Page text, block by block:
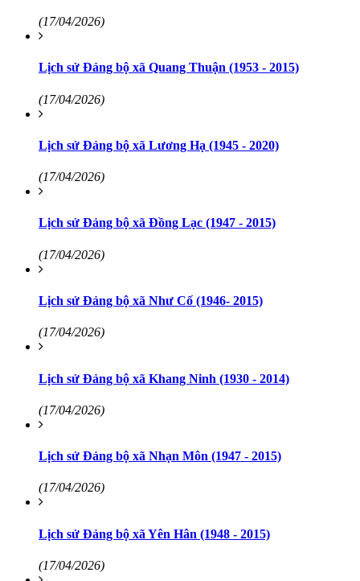
(17/04/2026)
Lịch sử Đảng bộ xã Quang Thuận (1953 - 2015)
(17/04/2026)
Lịch sử Đảng bộ xã Lương Hạ (1945 - 2020)
(17/04/2026)
Lịch sử Đảng bộ xã Đồng Lạc (1947 - 2015)
(17/04/2026)
Lịch sử Đảng bộ xã Như Cố (1946- 2015)
(17/04/2026)
Lịch sử Đảng bộ xã Khang Ninh (1930 - 2014)
(17/04/2026)
Lịch sử Đảng bộ xã Nhạn Môn (1947 - 2015)
(17/04/2026)
Lịch sử Đảng bộ xã Yên Hân (1948 - 2015)
(17/04/2026)